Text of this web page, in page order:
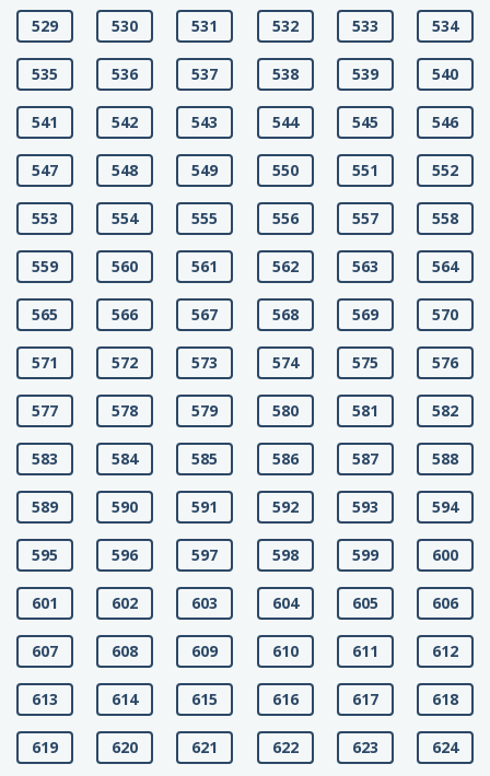
529 530 531 532 533 534
535 536 537 538 539 540
541 542 543 544 545 546
547 548 549 550 551 552
553 554 555 556 557 558
559 560 561 562 563 564
565 566 567 568 569 570
571 572 573 574 575 576
577 578 579 580 581 582
583 584 585 586 587 588
589 590 591 592 593 594
595 596 597 598 599 600
601 602 603 604 605 606
607 608 609 610 611 612
613 614 615 616 617 618
619 620 621 622 623 624